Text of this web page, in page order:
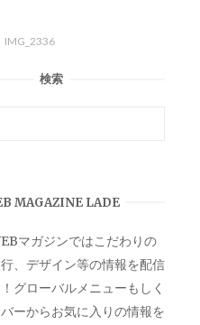
IMG_2336
検索
MAGAZINE LADE
マガジンではこだわりの
、デザイン等の情報を配信
グローバルメニューもしく
ーからお気に入りの情報を